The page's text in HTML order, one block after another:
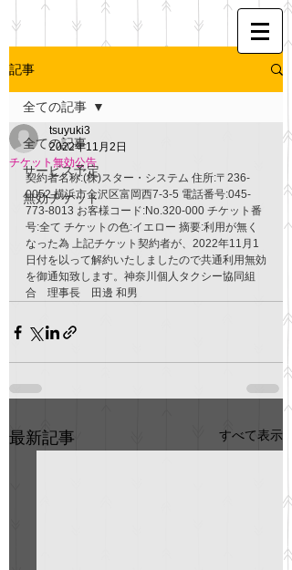
記事
全ての記事
サービス予定
無効チケット
全ての記事
チケット無効公告
tsuyuki3
2022年11月2日
契約者名称:(株)スター・システム 住所:〒236-
0052 横浜市金沢区富岡西7-3-5 電話番号:045-
773-8013 お客様コード:No.320-000 チケット番
号:全て チケットの色:イエロー 摘要:利用が無く
なった為 上記チケット契約者が、2022年11月1
日付を以って解約いたしましたので共通利用無効
を御通知致します。神奈川個人タクシー協同組
合　理事長　田邊 和男
最新記事 すべて表示